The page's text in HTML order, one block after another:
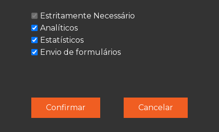
Política de Privacidade
Termos de Utilização
Cookies
© Techolder. Todos os direitos reservados.
SmashLine
Estritamente Necessário
Analíticos
Estatísticos
Envio de formulários
Cancelar
Confirmar